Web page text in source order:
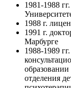
1981-1988
1988 г.
1991 г.
Марбурге
1988-1989
отделения